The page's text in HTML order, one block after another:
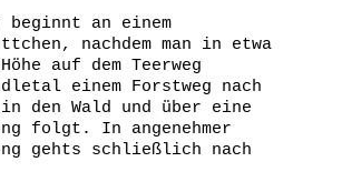
beginnt an einem
nachdem man in etwa
Höhe auf dem Teerweg
einem Forstweg nach
den Wald und über eine
folgt. In angenehmer
gehts schließlich nach